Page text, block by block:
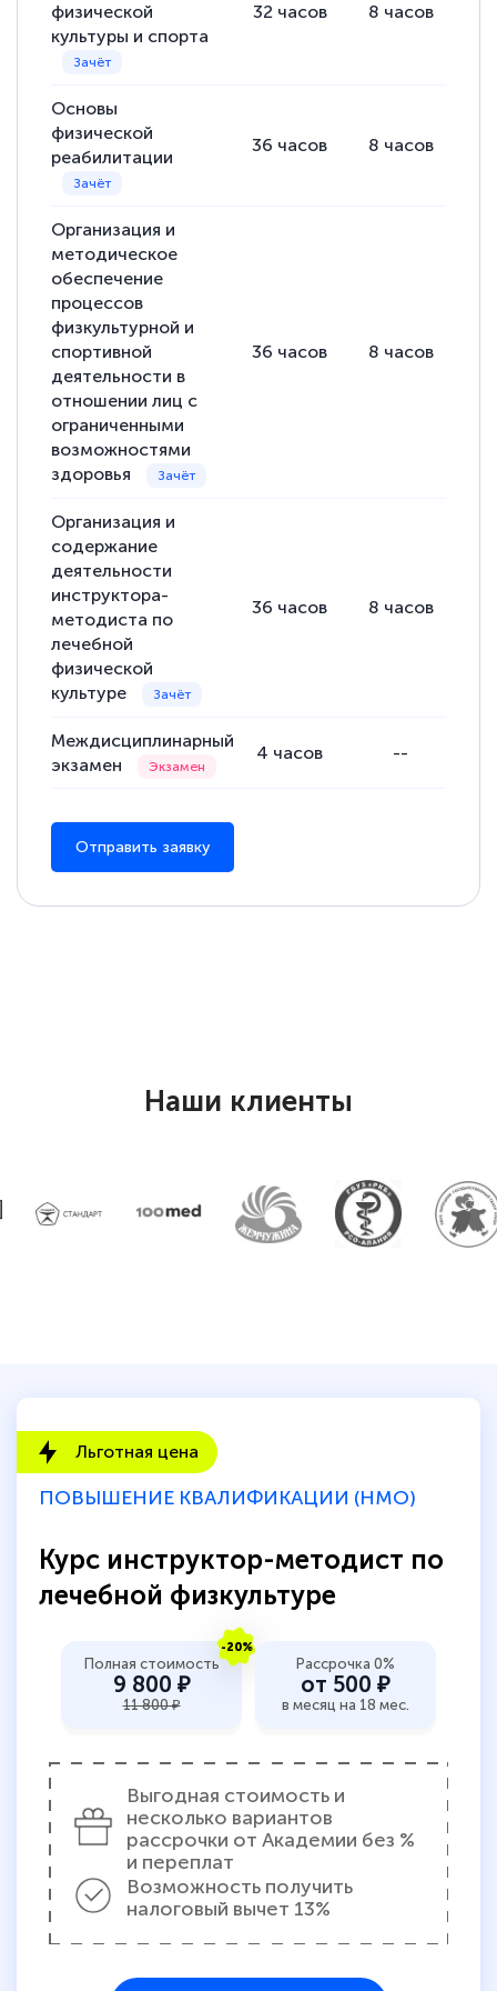
полезных материалов помогли
подготовиться к тестированию. Это
статьи. Времени на подготовку
достаточно. Курс помогает пройти
аттестацию в школе. Спасибо!
Евгения Коротких
Знаток города 2 уровня
12 марта 2026
Спасибо большое Академии! Грамотное,
вежливое сопровождение! Всё чётко и
понятно! Проходила повышение
квалификации. Ещё раз - СПАСИБО!
Елена Петрикс
Знаток города 5 уровня
11 марта 2026
Всем добрый день! Я прошла курс
повышени каалификации по
специальности «Тренер-преподаватель
подчеркуть, что при обращении
оперативно связались со мной
Знаток города 7 уровня
быстро ответили, разъяснили все детали.
Обучение понравилось: огромное
физической
культуры и спорта
32 часов 8 часов
Основы
физической
реабилитации
36 часов 8 часов
Организация и
методическое
обеспечение
процессов
физкультурной и
спортивной
деятельности в
отношении лиц с
ограниченными
возможностями
здоровья
36 часов 8 часов
Организация и
содержание
деятельности
инструктора-
методиста по
лечебной
физической
культуре
36 часов 8 часов
Междисциплинарный
экзамен
4 часов --
Отправить заявку
Наши клиенты
Льготная цена
ПОВЫШЕНИЕ КВАЛИФИКАЦИИ (НМО)
Курс инструктор-методист по
лечебной физкультуре
-20%
Полная стоимость
9 800 ₽
11 800 ₽
Рассрочка 0%
от 500 ₽
в месяц на 18 мес.
Выгодная стоимость и
несколько вариантов
рассрочки от Академии без %
и переплат
Возможность получить
налоговый вычет 13%